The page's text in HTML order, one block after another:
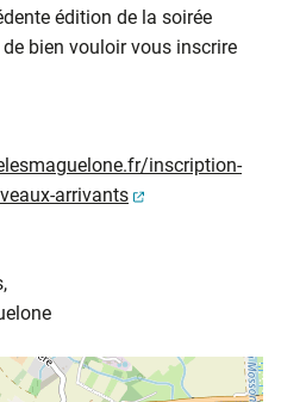
édition de la soirée
bien vouloir vous inscrire
inscription-
arrivants(ouverture dans
(ouverture